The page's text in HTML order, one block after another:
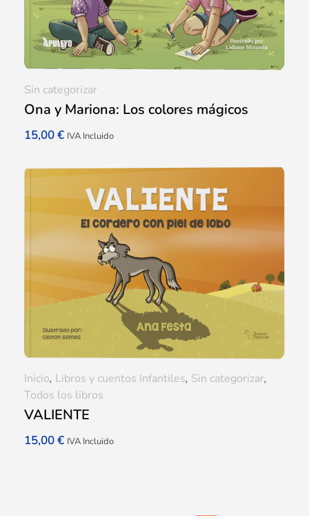
Ona y Mariona: Los colores mágicos
15,00€ IVA Incluido
Sin categorizar
VALIENTE
15,00€ IVA Incluido
Inicio, Libros y cuentos Infantiles, Sin categorizar,
Todos los libros